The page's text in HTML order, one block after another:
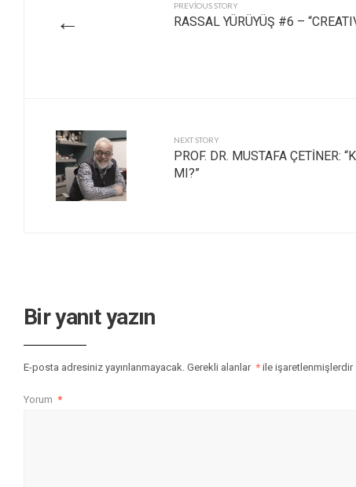
←
PREVIOUS STORY
RASSAL YÜRÜYÜŞ #6 –
NEXT STORY
PROF. DR. MUSTAFA ÇETİNER:
MI?”
Bir yanıt yazın
E-posta adresiniz yayınlanmayacak. Gerekli alanlar * ile işaretlenmişlerdir
Yorum *